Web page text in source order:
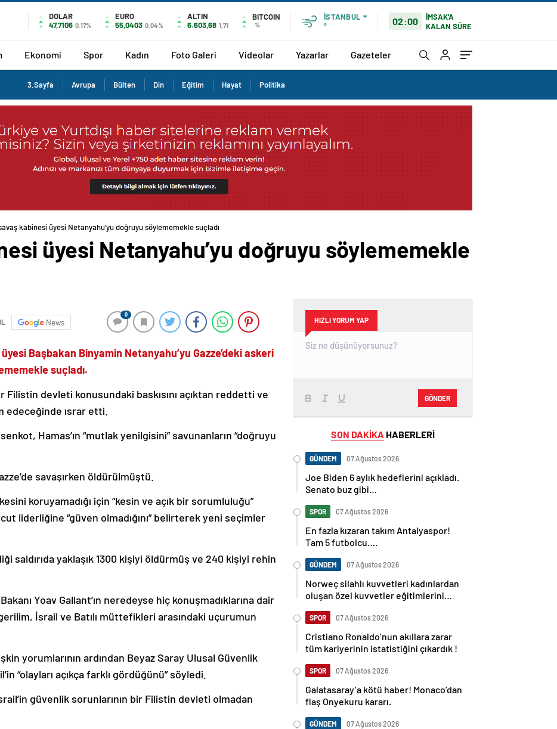
DOLAR
47,7106 0.17%
EURO
55,0403 0.04%
ALTIN
6.603,68 1,71
BITCOIN
%
İSTANBUL
°
02:00
İMSAK'A
KALAN SÜRE
Ekonomi Spor Kadın Foto Galeri Videolar Yazarlar Gazeteler
3.Sayfa Avrupa Bülten Din Eğitim Hayat Politika
kabinesi üyesi Netanyahu’yu doğruyu söylememekle suçladı
üyesi Netanyahu’yu doğruyu söylememekle
News
0
Başbakan Binyamin Netanyahu’yu Gazze’deki askeri
suçladı.
Filistin devleti konusundaki baskısını açıktan reddetti ve
edeceğinde ısrar etti.
Hamas’ın “mutlak yenilgisini” savunanların “doğruyu
savaşırken öldürülmüştü.
koruyamadığı için “kesin ve açık bir sorumluluğu”
liderliğine “güven olmadığını” belirterek yeni seçimler
saldırıda yaklaşık 1300 kişiyi öldürmüş ve 240 kişiyi rehin
Yoav Gallant’ın neredeyse hiç konuşmadıklarına dair
İsrail ve Batılı müttefikleri arasındaki uçurumun
yorumlarının ardından Beyaz Saray Ulusal Güvenlik
“olayları açıkça farklı gördüğünü” söyledi.
güvenlik sorunlarının bir Filistin devleti olmadan
HIZLI YORUM YAP
GÖNDER
SON DAKİKA HABERLERİ
GÜNDEM 07 Ağustos 2026
Joe Biden 6 aylık hedeflerini açıkladı.
Senato buz gibi…
SPOR 07 Ağustos 2026
En fazla kızaran takım Antalyaspor!
Tam 5 futbolcu….
GÜNDEM 07 Ağustos 2026
Norweç silahlı kuvvetleri kadınlardan
oluşan özel kuvvetler eğitimlerini
SPOR 07 Ağustos 2026
Cristiano Ronaldo’nun akıllara zarar
tüm kariyerinin istatistiğini çıkardık !
SPOR 07 Ağustos 2026
Galatasaray’a kötü haber! Monaco’dan
flaş Onyekuru kararı.
GÜNDEM 07 Ağustos 2026